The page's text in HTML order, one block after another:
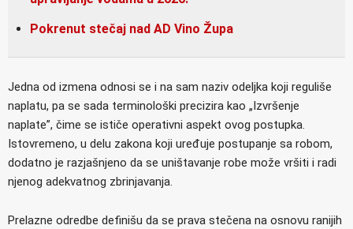
Pokrenut stečaj nad AD Vino Župa
Jedna od izmena odnosi se i na sam naziv odeljka koji reguliše
naplatu, pa se sada terminološki precizira kao „Izvršenje
naplate”, čime se ističe operativni aspekt ovog postupka.
Istovremeno, u delu zakona koji uređuje postupanje sa robom,
dodatno je razjašnjeno da se uništavanje robe može vršiti i radi
njenog adekvatnog zbrinjavanja.
Prelazne odredbe definišu da se prava stečena na osnovu ranijih